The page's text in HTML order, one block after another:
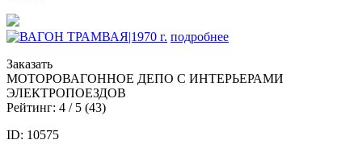
подробнее
Заказать
МОТОРОВАГОННОЕ ДЕПО С ИНТЕРЬЕРАМИ
ЭЛЕКТРОПОЕЗДОВ
Рейтинг: 4 / 5 (43)
ID: 10575